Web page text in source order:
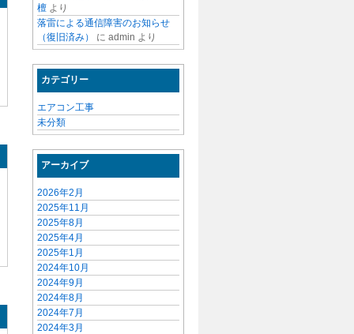
檀 より
落雷による通信障害のお知らせ
（復旧済み）
に admin より
カテゴリー
エアコン工事
未分類
アーカイブ
2026年2月
2025年11月
2025年8月
2025年4月
2025年1月
2024年10月
2024年9月
2024年8月
2024年7月
2024年3月